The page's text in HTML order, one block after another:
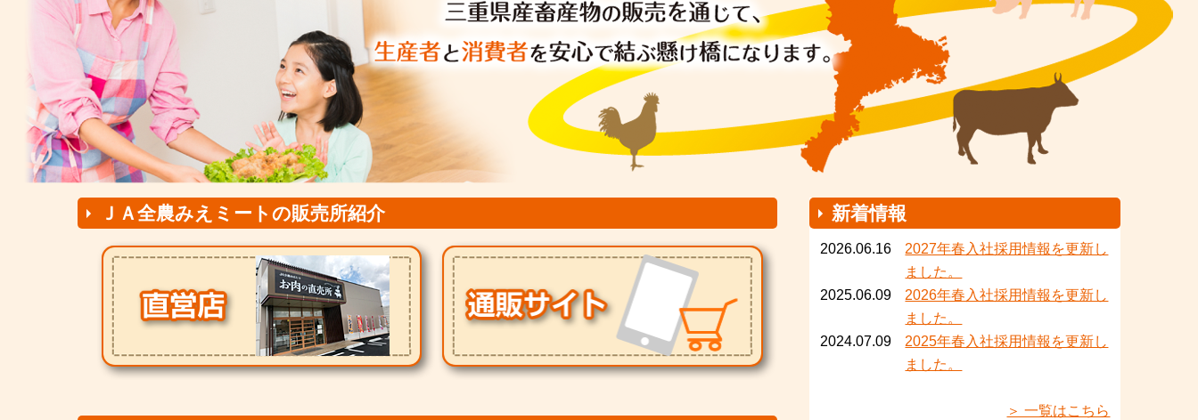
ＪＡ全農みえミートの販売所紹介 新着情報
2026.06.16
2027年春入社採用情報を更新し
ました。
2025.06.09
2026年春入社採用情報を更新し
ました。
2024.07.09
2025年春入社採用情報を更新し
ました。
＞ 一覧はこちら